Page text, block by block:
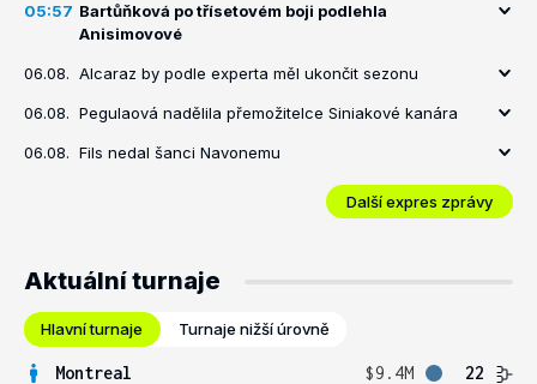
05:57 Bartůňková po třísetovém boji podlehla
Anisimovové
06.08. Alcaraz by podle experta měl ukončit sezonu
06.08. Pegulaová nadělila přemožitelce Siniakové kanára
06.08. Fils nedal šanci Navonemu
Další expres zprávy
Aktuální turnaje
Hlavní turnaje Turnaje nižší úrovně
Montreal $9.4M
22